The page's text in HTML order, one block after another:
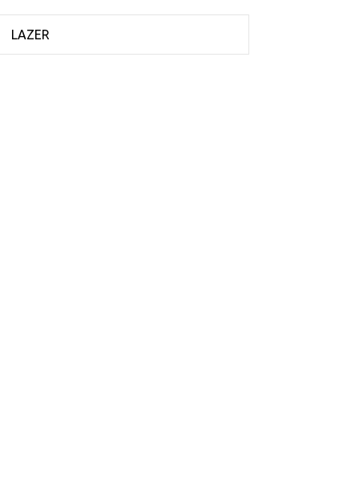
LAZER